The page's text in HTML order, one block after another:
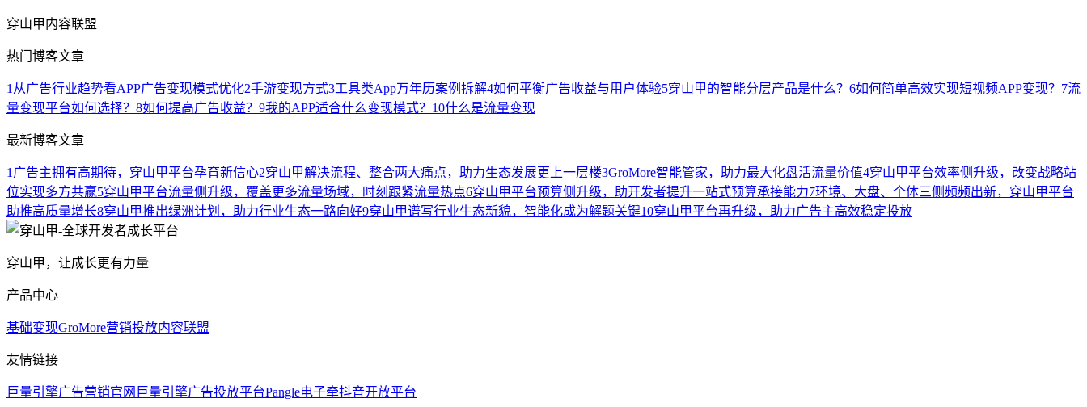
穿山甲内容联盟
热门博客文章
1 从广告行业趋势看APP广告变现模式优化2手游变现方式3工具类App万年历案例拆解4如何平衡广告收益与用户体验5穿山甲的智能分层产品是什么？ 6如何简单高效实现短视频APP变现？ 7流
量变现平台如何选择？ 8如何提高广告收益？ 9我的APP适合什么变现模式？ 10什么是流量变现
最新博客文章
1 广告主拥有高期待，穿山甲平台孕育新信心2穿山甲解决流程、整合两大痛点，助力生态发展更上一层楼3GroMore智能管家，助力最大化盘活流量价值4穿山甲平台效率侧升级，改变战略站
位实现多方共赢5穿山甲平台流量侧升级，覆盖更多流量场域，时刻跟紧流量热点6穿山甲平台预算侧升级，助开发者提升一站式预算承接能力7环境、大盘、个体三侧频频出新，穿山甲平台
助推高质量增长8穿山甲推出绿洲计划，助力行业生态一路向好9穿山甲谱写行业生态新貌，智能化成为解题关键10穿山甲平台再升级，助力广告主高效稳定投放
穿山甲，让成长更有力量
产品中心
基础变现GroMore营销投放内容联盟
友情链接
巨量引擎广告营销官网 巨量引擎广告投放平台Pangle电子牵抖音开放平台